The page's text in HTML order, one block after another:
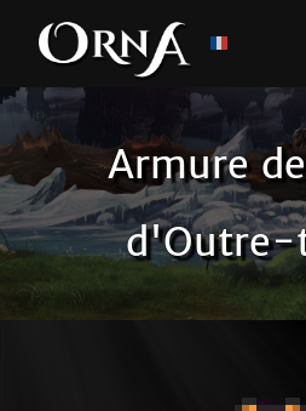
Armure
d'Outre-